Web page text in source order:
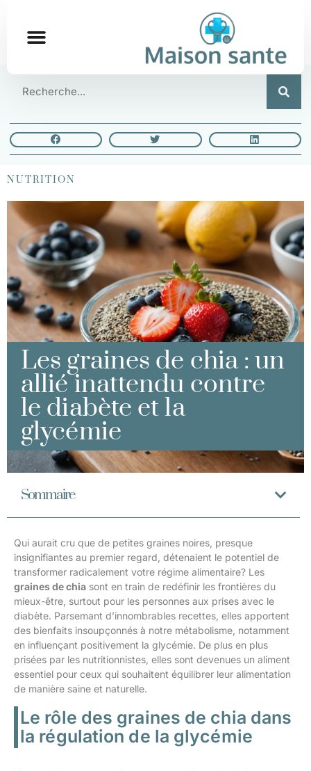
NUTRITION
Les graines de chia : un
allié inattendu contre
le diabète et la
glycémie
Sommaire
Qui aurait cru que de petites graines noires, presque
insignifiantes au premier regard, détenaient le potentiel de
transformer radicalement votre régime alimentaire? Les
graines de chia sont en train de redéfinir les frontières du
mieux-être, surtout pour les personnes aux prises avec le
diabète. Parsemant d’innombrables recettes, elles apportent
des bienfaits insoupçonnés à notre métabolisme, notamment
en influençant positivement la glycémie. De plus en plus
prisées par les nutritionnistes, elles sont devenues un aliment
essentiel pour ceux qui souhaitent équilibrer leur alimentation
de manière saine et naturelle.
Le rôle des graines de chia dans
la régulation de la glycémie